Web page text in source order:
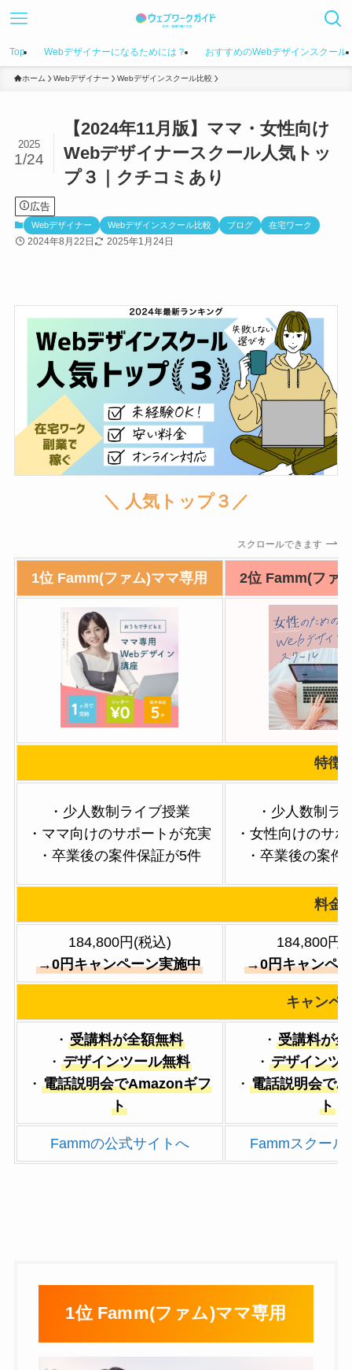
Top Webデザイナーになるためには？ おすすめのWebデザインスクール
ホーム Webデザイナー Webデザインスクール比較
【2024年11月版】ママ・女性向け
Webデザイナースクール人気トッ
プ３｜クチコミあり
2025
1/24
広告
Webデザイナー Webデザインスクール比較 ブログ 在宅ワーク
2024年8月22日 2025年1月24日
＼ 人気トップ３／
スクロールできます
1位 Famm(ファム)ママ専用 2位 Famm(ファ
特徴
・少人数制ライブ授業
・ママ向けのサポートが充実
・卒業後の案件保証が5件
・少人数制ラ
・女性向けのサ
・卒業後の案件
料金
184,800円(税込)
→0円キャンペーン実施中
184,800円(
→0円キャンペ
キャンペ
・受講料が全額無料
・デザインツール無料
・電話説明会でAmazonギフ
ト
・受講料が
・デザインツ
・電話説明会で
ト
Fammの公式サイトへ Fammスクール
1位 Famm(ファム)ママ専用